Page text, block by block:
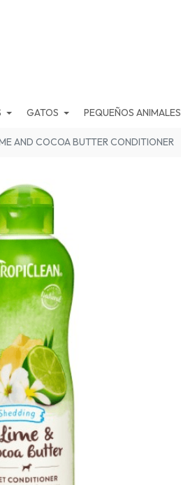
GATOS PEQUEÑOS ANIMALES
AND COCOA BUTTER CONDITIONER